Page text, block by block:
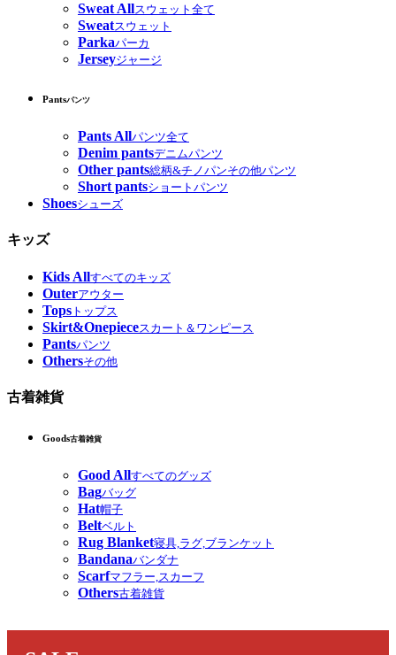
Sweat Allスウェット全て
Sweatスウェット
Parkaパーカ
Jerseyジャージ
Pantsパンツ
Pants Allパンツ全て
Denim pantsデニムパンツ
Other pants総柄&チノパンその他パンツ
Short pantsショートパンツ
Shoesシューズ
キッズ
Kids Allすべてのキッズ
Outerアウター
Tops トップス
Skirt&Onepieceスカート＆ワンピース
Pantsパンツ
Othersその他
古着雑貨
Goods古着雑貨
Good Allすべてのグッズ
Bagバッグ
Hat帽子
Beltベルト
Rug Blanket寝具,ラグ,ブランケット
Bandanaバンダナ
Scarfマフラー,スカーフ
Others古着雑貨